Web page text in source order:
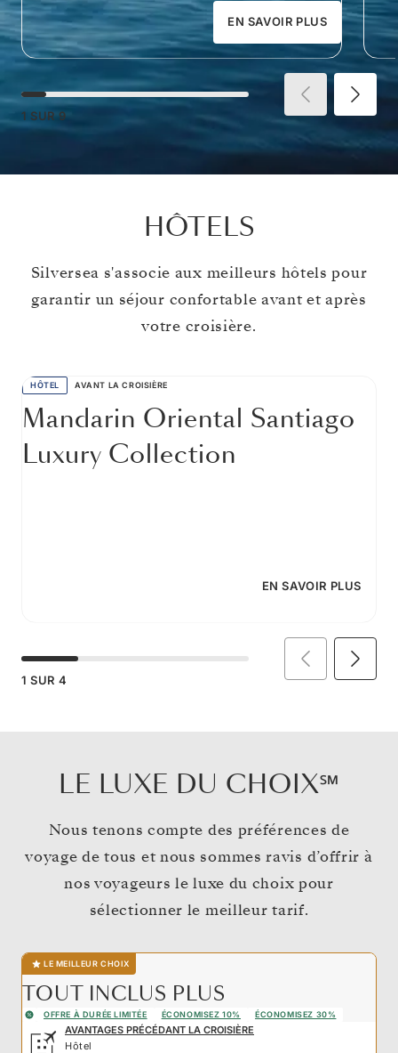
EN SAVOIR PLUS
1 SUR 9
HÔTELS
Silversea s'associe aux meilleurs hôtels pour
garantir un séjour confortable avant et après
votre croisière.
HÔTEL AVANT LA CROISIÈRE
Mandarin Oriental Santiago
Luxury Collection
EN SAVOIR PLUS
1 SUR 4
LE LUXE DU CHOIX℠
Nous tenons compte des préférences de
voyage de tous et nous sommes ravis d’offrir à
nos voyageurs le luxe du choix pour
sélectionner le meilleur tarif.
LE MEILLEUR CHOIX
TOUT INCLUS PLUS
OFFRE À DURÉE LIMITÉE ÉCONOMISEZ 10% ÉCONOMISEZ 30%
AVANTAGES PRÉCÉDANT LA CROISIÈRE
Hôtel